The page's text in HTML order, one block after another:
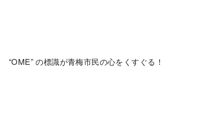
“OME” の標識が青梅市民の心をくすぐる！